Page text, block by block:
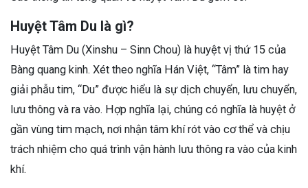
Huyệt Tâm Du là gì?
Huyệt Tâm Du (Xinshu – Sinn Chou) là huyệt vị thứ 15 của
Bàng quang kinh. Xét theo nghĩa Hán Việt, “Tâm” là tim hay
giải phẫu tim, “Du” được hiểu là sự dịch chuyển, lưu chuyển,
lưu thông và ra vào. Hợp nghĩa lại, chúng có nghĩa là huyệt ở
gần vùng tim mạch, nơi nhận tâm khí rót vào cơ thể và chịu
trách nhiệm cho quá trình vận hành lưu thông ra vào của kinh
khí.